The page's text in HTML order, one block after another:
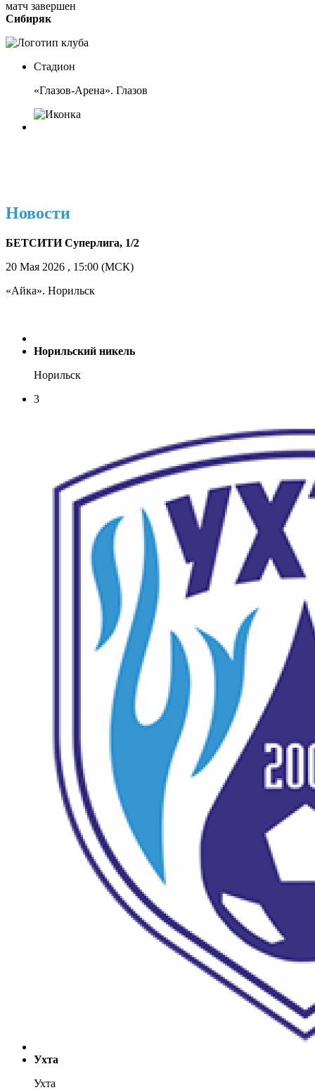
матч завершен
Сибиряк
Стадион
«Глазов-Арена». Глазов
Новости
БЕТСИТИ Суперлига, 1/2
20 Мая 2026 , 15:00 (МСК)
«Айка». Норильск
Норильский никель
Норильск
3
Ухта
Ухта